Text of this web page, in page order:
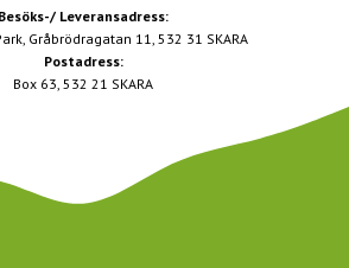
Besöks-/ Leveransadress:
Gråbrödragatan 11, 532 31 SKARA
Postadress:
Box 63, 532 21 SKARA